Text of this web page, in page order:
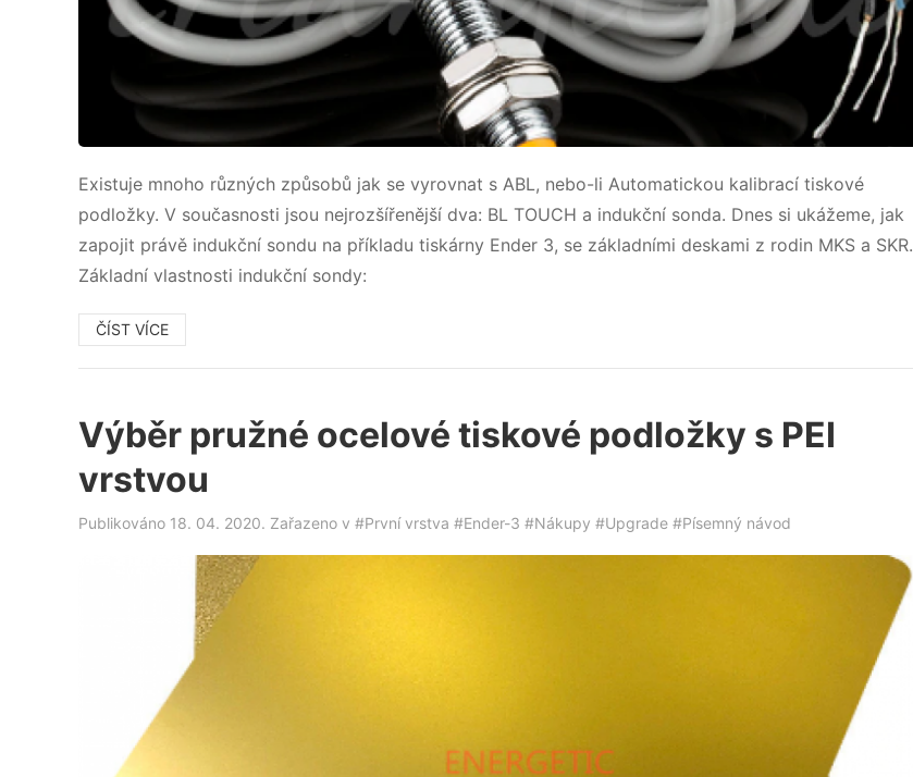
Existuje mnoho různých způsobů jak se vyrovnat s ABL, nebo-li Automatickou kalibrací tiskové
podložky. V současnosti jsou nejrozšířenější dva: BL TOUCH a indukční sonda. Dnes si ukážeme, jak
zapojit právě indukční sondu na příkladu tiskárny Ender 3, se základními deskami z rodin MKS a SKR.
Základní vlastnosti indukční sondy:
ČÍST VÍCE
Výběr pružné ocelové tiskové podložky s PEI
vrstvou
Publikováno 18. 04. 2020. Zařazeno v #První vrstva #Ender-3 #Nákupy #Upgrade #Písemný návod